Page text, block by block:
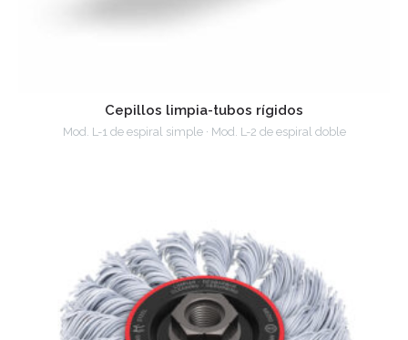
Cepillos limpia-tubos rígidos
Mod. L-1 de espiral simple · Mod. L-2 de espiral doble